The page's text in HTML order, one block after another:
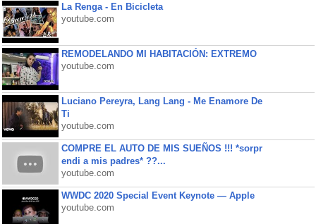
La Renga - En Bicicleta
youtube.com
REMODELANDO MI HABITACIÓN: EXTREMO
youtube.com
Luciano Pereyra, Lang Lang - Me Enamore De
Ti
youtube.com
COMPRE EL AUTO DE MIS SUEÑOS !!! *sorpr
endi a mis padres* ??...
youtube.com
WWDC 2020 Special Event Keynote — Apple
youtube.com